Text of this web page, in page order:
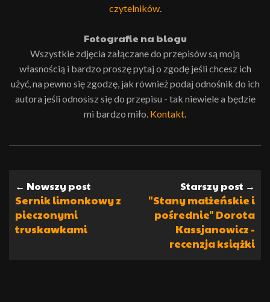
czytelników.
Fotografie na blogu
Wszystkie zdjęcia załączane do przepisów są moją
własnością i bardzo proszę pytaj o zgodę jeśli chcesz ich
użyć, na pewno się zgodzę, jak również podaj odnośnik do ich
autora jeśli odnosisz się do przepisu - tak niewiele a będzie
mi bardzo miło. Kontakt.
← Nowszy post
Sernik limonkowy z
pieczonymi
truskawkami
Starszy post →
"Stany małżeńskie i
pośrednie" Dorota
Kassjanowicz -
recenzja książki